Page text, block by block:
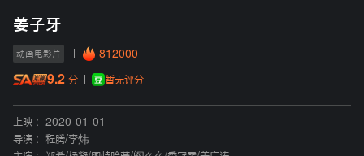
姜子牙
动画电影片 812000
9.2 分 暂无评分
上映 :
2020-01-01
导演 :
程腾/李炜